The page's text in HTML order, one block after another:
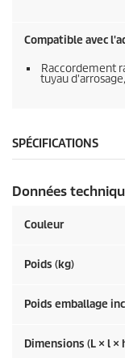
Compatible avec
Raccordement
tuyau
SPÉCIFICATIONS
Données
Couleur
Poids (kg)
Poids emballage
Dimensions (L × l ×